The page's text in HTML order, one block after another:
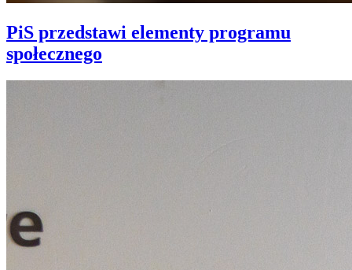
PiS przedstawi elementy programu
społecznego